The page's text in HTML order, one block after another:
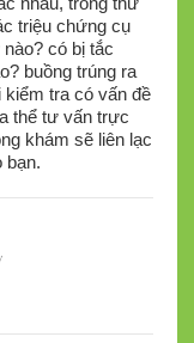
triệu chứng cụ
có bị tắc
buồng trúng ra
kiểm tra có vấn đề
thể tư vấn trực
khám sẽ liên lạc
bạn.